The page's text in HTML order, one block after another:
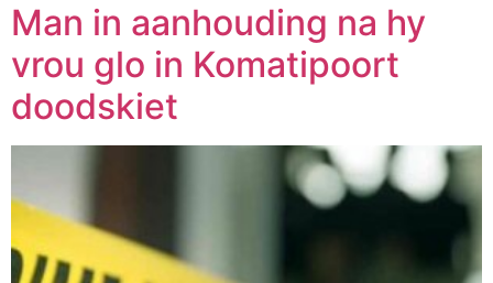
Man in aanhouding na hy
vrou glo in Komatipoort
doodskiet